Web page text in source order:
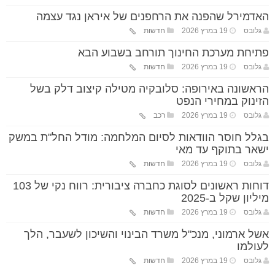
האדמירל שהפנה את הרחפנים של איראן נגד עצמה
גלובס 19 במרץ 2026 חדשות
פתיחת מערכת החינוך תורחב בשבוע הבא
גלובס 19 במרץ 2026 חדשות
הראשונה באירופה: סלובקיה מטילה קיצוב דלק בשל
הזינוק במחירי הנפט
גלובס 19 במרץ 2026 רכב
בגלל חוסר הוודאות לסיום המלחמה: מודל החל"ת במשק
ישאר בתוקף עד מאי
גלובס 19 במרץ 2026 חדשות
דוחות ראשונים לסוגת כחברה ציבורית: רווח נקי של 103
מיליון שקל ב-2025
גלובס 19 במרץ 2026 חדשות
אשל ארמוני, מנכ"ל משרד הבינוי והשיכון לשעבר, הלך
לעולמו
גלובס 19 במרץ 2026 חדשות